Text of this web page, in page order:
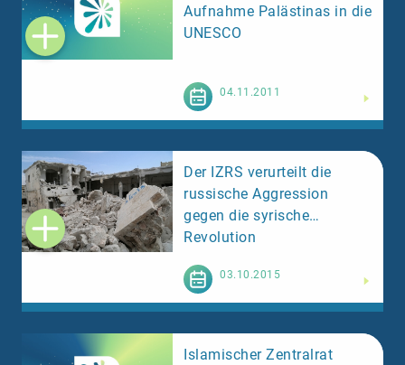
Aufnahme Palästinas in die
UNESCO
04.11.2011
Der IZRS verurteilt die
russische Aggression
gegen die syrische
Revolution
03.10.2015
Islamischer Zentralrat